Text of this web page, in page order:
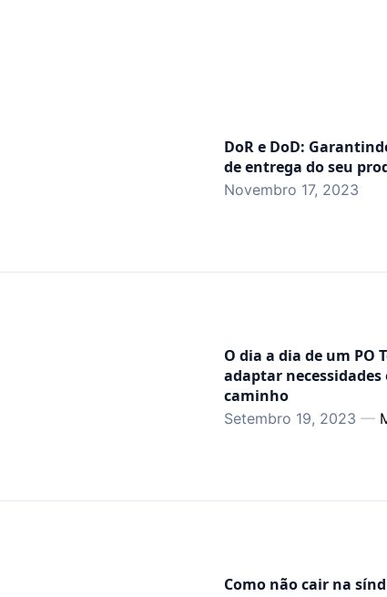
DoR e DoD:
de entrega do seu
Novembro 17, 2023
O dia a dia de um PO
adaptar
caminho
Setembro 19, 2023 —
Como não cair na